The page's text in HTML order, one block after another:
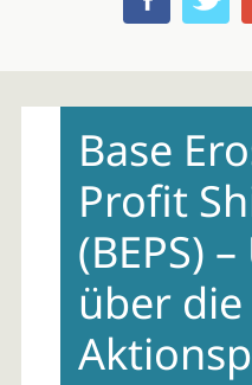
contentBase
Profit
(BEPS)
über die